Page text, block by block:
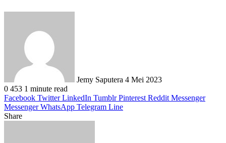
Jemy Saputera 4 Mei 2023
0 453 1 minute read
Facebook Twitter LinkedIn Tumblr Pinterest Reddit Messenger
Messenger WhatsApp Telegram Line
Share